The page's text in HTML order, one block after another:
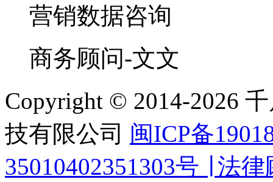
营销数据咨询
商务顾问-文文
Copyright © 2014-2026
技有限公司 闽ICP备
35010402351303号 ∣ 法